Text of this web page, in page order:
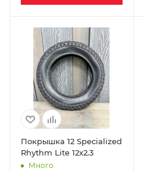
Покрышка 12 Specialized
Rhythm Lite 12x2.3
Много